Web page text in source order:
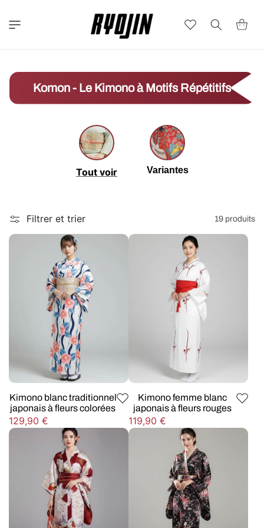
au
contenu
Wishlist Panier
Komon - Le Kimono à Motifs Répétitifs
Tout voir Variantes
Filtrer et trier 19 produits
Kimono blanc traditionnel
japonais à fleurs colorées
Prix
habituel
129,90 €
Kimono femme blanc
japonais à fleurs rouges
Prix
habituel
119,90 €